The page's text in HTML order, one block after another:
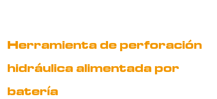
Herramienta de perforación
hidráulica alimentada por
batería